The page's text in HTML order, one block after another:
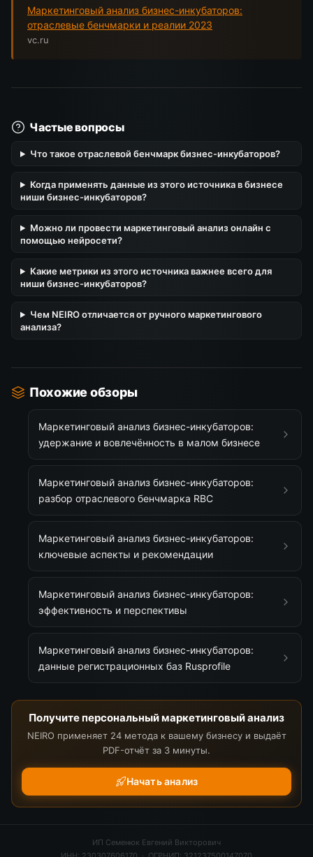
Маркетинговый анализ бизнес-инкубаторов:
отраслевые бенчмарки и реалии 2023
vc.ru
Частые вопросы
Что такое отраслевой бенчмарк бизнес-инкубаторов?
Когда применять данные из этого источника в бизнесе
ниши бизнес-инкубаторов?
Можно ли провести маркетинговый анализ онлайн с
помощью нейросети?
Какие метрики из этого источника важнее всего для
ниши бизнес-инкубаторов?
Чем NEIRO отличается от ручного маркетингового
анализа?
Похожие обзоры
Маркетинговый анализ бизнес-инкубаторов:
удержание и вовлечённость в малом бизнесе
Маркетинговый анализ бизнес-инкубаторов:
разбор отраслевого бенчмарка RBC
Маркетинговый анализ бизнес-инкубаторов:
ключевые аспекты и рекомендации
Маркетинговый анализ бизнес-инкубаторов:
эффективность и перспективы
Маркетинговый анализ бизнес-инкубаторов:
данные регистрационных баз Rusprofile
Получите персональный маркетинговый анализ
NEIRO применяет 24 метода к вашему бизнесу и выдаёт
PDF-отчёт за 3 минуты.
Начать анализ
ИП Семенюк Евгений Викторович